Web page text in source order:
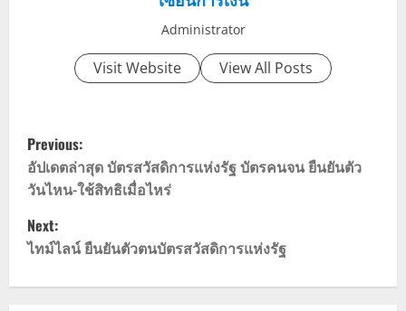
Administrator
Visit Website View All Posts
P
o
s
t
n
Previous:
อัปเดตล่าสุด บัตรสวัสดิการแห่งรัฐ บัตรคนจน ยืนยันตัว
วันไหน-ใช้สิทธิเมื่อไหร่
Next:
ไทม์ไลน์ ยืนยันตัวตนบัตรสวัสดิการแห่งรัฐ